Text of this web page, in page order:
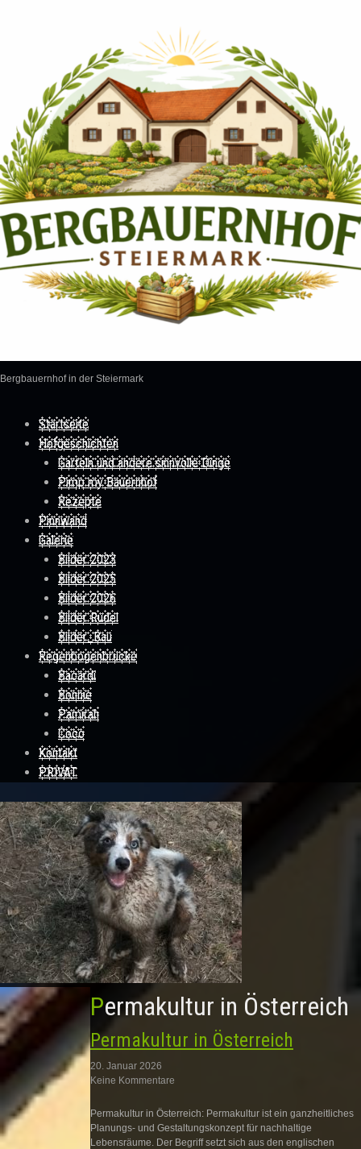
Bergbauernhof in der Steiermark
Skip to content
Startseite
Hofgeschichten
Garteln und andere sinnvolle Dinge
Pimp my Bauernhof
Rezepte
Pinnwand
Galerie
Bilder 2023
Bilder 2025
Bilder 2026
Bilder Rudel
Bilder_Bau
Regenbogenbrücke
Bacardi
Bonnie
Pamirah
Coco
Kontakt
PRIVAT
Permakultur in Österreich
Permakultur in Österreich
20. Januar 2026
Keine Kommentare
Permakultur in Österreich: Permakultur ist ein ganzheitliches
Planungs- und Gestaltungskonzept für nachhaltige
Lebensräume. Der Begriff setzt sich aus den englischen